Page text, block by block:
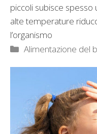
piccoli subisce spesso
alte temperature
l’organismo
Categorie
Alimentazione del